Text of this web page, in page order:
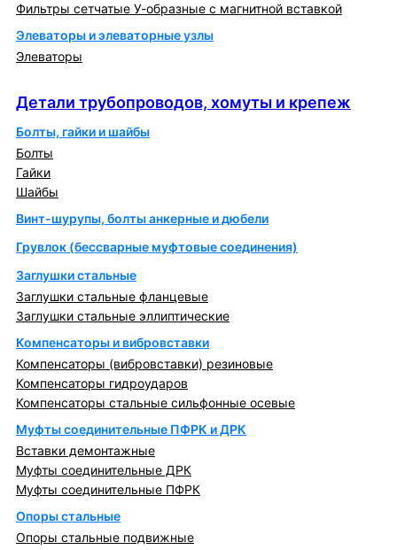
Фильтры сетчатые У-образные с магнитной вставкой
Элеваторы и элеваторные узлы
Элеваторы
Детали трубопроводов, хомуты и крепеж
Болты, гайки и шайбы
Болты
Гайки
Шайбы
Винт-шурупы, болты анкерные и дюбели
Грувлок (бессварные муфтовые соединения)
Заглушки стальные
Заглушки стальные фланцевые
Заглушки стальные эллиптические
Компенсаторы и вибровставки
Компенсаторы (вибровставки) резиновые
Компенсаторы гидроударов
Компенсаторы стальные сильфонные осевые
Муфты соединительные ПФРК и ДРК
Вставки демонтажные
Муфты соединительные ДРК
Муфты соединительные ПФРК
Опоры стальные
Опоры стальные подвижные